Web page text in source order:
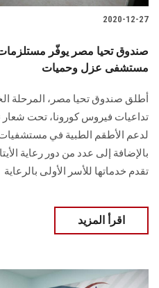
2020-12-27
مستشفى عزل وحميات
أطلق صندوق تحيا مصر، المرحلة
تداعيات فيروس كورونا، تحت شعار
لدعم الأطقم الطبية في
بالإضافة إلى عدد من دور رعاية
تقدم خدماتها للأسر الأولى بالرعاية
اقرأ المزيد